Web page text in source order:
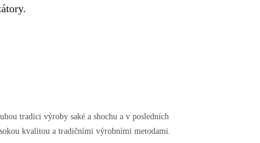
tradici výroby saké a shochu a v posledních
kvalitou a tradičními výrobními metodami.